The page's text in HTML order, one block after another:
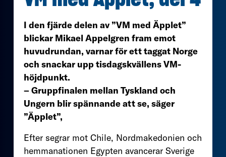
I den fjärde delen av ”VM med Äpplet”
blickar Mikael Appelgren fram emot
huvudrundan, varnar för ett taggat Norge
och snackar upp tisdagskvällens VM-
höjdpunkt.
– Gruppfinalen mellan Tyskland och
Ungern blir spännande att se, säger
”Äpplet”,
Efter segrar mot Chile, Nordmakedonien och
hemmanationen Egypten avancerar Sverige